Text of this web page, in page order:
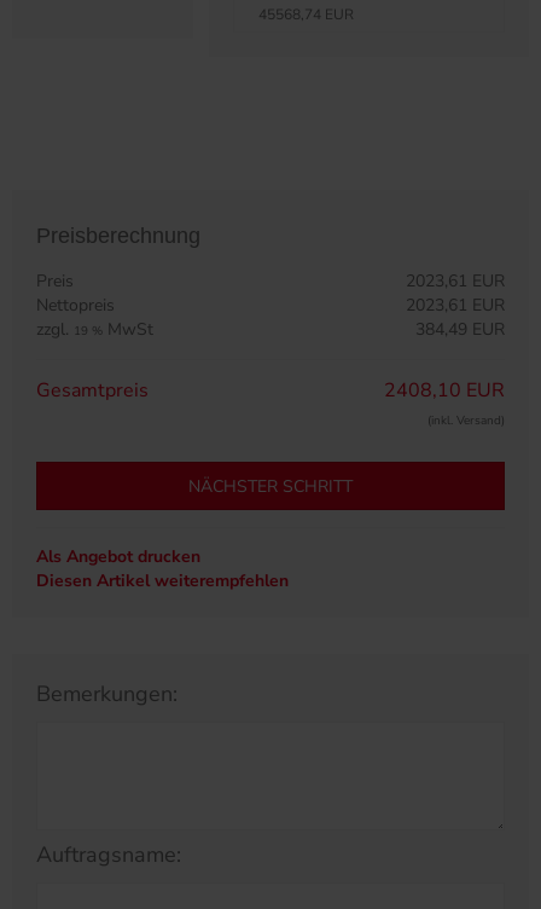
45568,74 EUR
Preisberechnung
Preis
2023,61 EUR
Nettopreis
2023,61 EUR
zzgl. 19 % MwSt 384,49 EUR
Gesamtpreis 2408,10 EUR
(inkl. Versand)
NÄCHSTER SCHRITT
Als Angebot drucken
Diesen Artikel weiterempfehlen
Bemerkungen:
Auftragsname: